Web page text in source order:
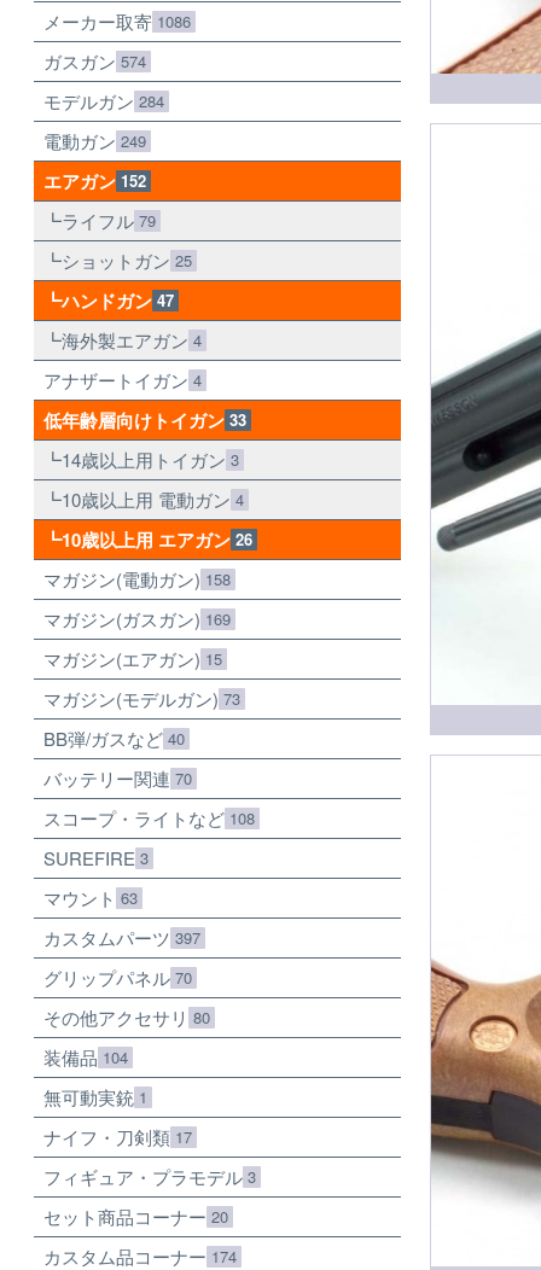
メーカー取寄 1086
ガスガン 574
モデルガン 284
電動ガン 249
エアガン 152
ライフル 79
ショットガン 25
ハンドガン 47
海外製エアガン 4
アナザートイガン 4
低年齢層向けトイガン 33
14歳以上用トイガン 3
10歳以上用 電動ガン 4
10歳以上用 エアガン 26
マガジン(電動ガン) 158
マガジン(ガスガン) 169
マガジン(エアガン) 15
マガジン(モデルガン) 73
BB弾/ガスなど 40
バッテリー関連 70
スコープ・ライトなど 108
SUREFIRE 3
マウント 63
カスタムパーツ 397
グリップパネル 70
その他アクセサリ 80
装備品 104
無可動実銃 1
ナイフ・刀剣類 17
フィギュア・プラモデル 3
セット商品コーナー 20
カスタム品コーナー 174